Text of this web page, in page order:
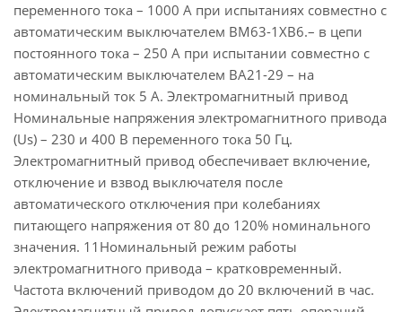
переменного тока – 1000 А при испытаниях совместно с
автоматическим выключателем ВМ63-1ХВ6.– в цепи
постоянного тока – 250 А при испытании совместно с
автоматическим выключателем ВА21-29 – на
номинальный ток 5 А. Электромагнитный привод
Номинальные напряжения электромагнитного привода
(Us) – 230 и 400 В переменного тока 50 Гц.
Электромагнитный привод обеспечивает включение,
отключение и взвод выключателя после
автоматического отключения при колебаниях
питающего напряжения от 80 до 120% номинального
значения. 11Номинальный режим работы
электромагнитного привода – кратковременный.
Частота включений приводом до 20 включений в час.